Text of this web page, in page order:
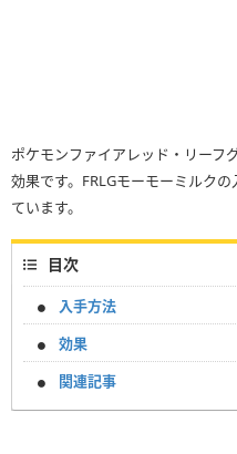
ポケモンファイアレッド・リーフ
効果です。FRLGモーモーミルク
ています。
目次
入手方法
効果
関連記事